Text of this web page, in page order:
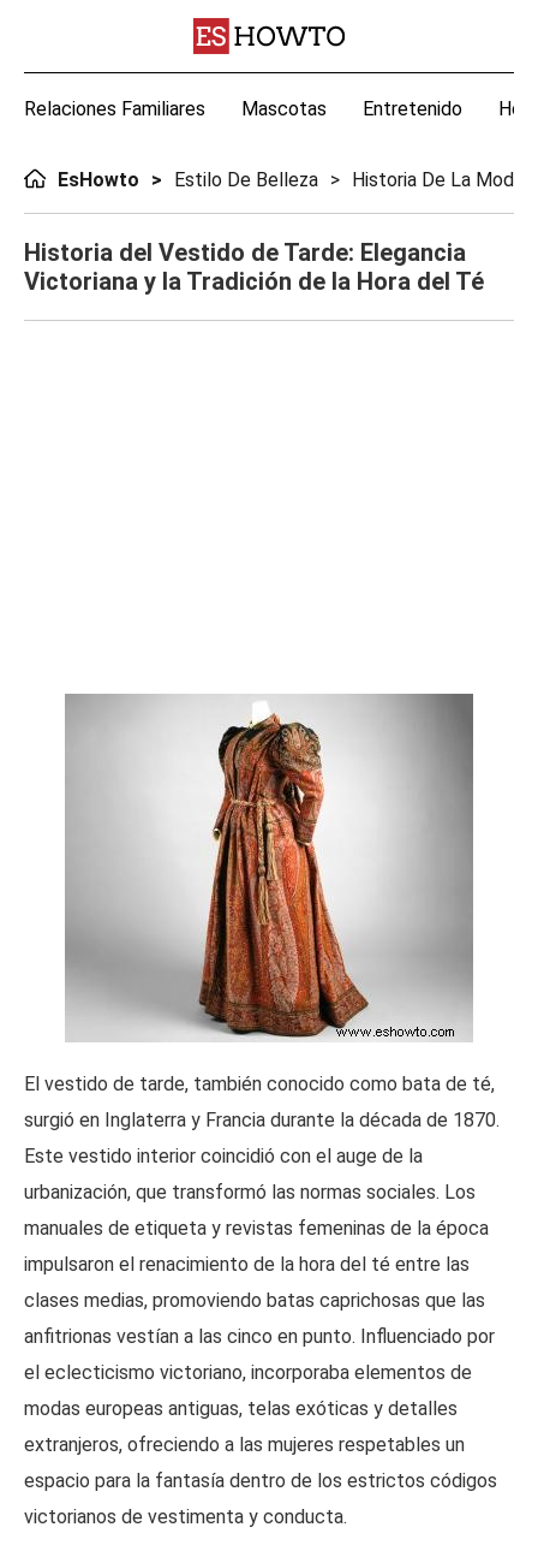
Relaciones Familiares Mascotas Entretenido
EsHowto Estilo De Belleza Historia De La Moda
Historia del Vestido de Tarde: Elegancia
Victoriana y la Tradición de la Hora del Té
El vestido de tarde, también conocido como bata de té,
surgió en Inglaterra y Francia durante la década de 1870.
Este vestido interior coincidió con el auge de la
urbanización, que transformó las normas sociales. Los
manuales de etiqueta y revistas femeninas de la época
impulsaron el renacimiento de la hora del té entre las
clases medias, promoviendo batas caprichosas que las
anfitrionas vestían a las cinco en punto. Influenciado por
el eclecticismo victoriano, incorporaba elementos de
modas europeas antiguas, telas exóticas y detalles
extranjeros, ofreciendo a las mujeres respetables un
espacio para la fantasía dentro de los estrictos códigos
victorianos de vestimenta y conducta.